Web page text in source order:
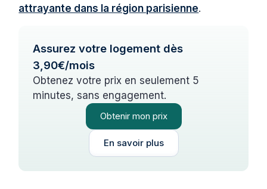
attrayante dans la région parisienne.
Assurez votre logement dès
3,90€/mois
Obtenez votre prix en seulement 5
minutes, sans engagement.
Obtenir mon prix
En savoir plus